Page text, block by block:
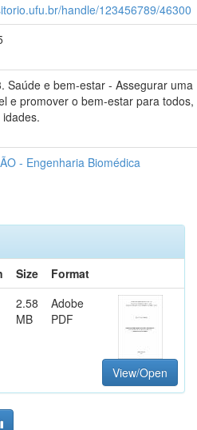
handle/123456789/46300
Saúde e bem-estar - Assegurar uma
e promover o bem-estar para todos,
- Engenharia Biomédica
Size
Format
2.58
MB
Adobe
PDF
View/Open